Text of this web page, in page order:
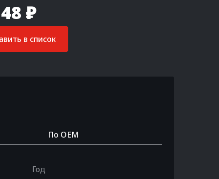
₽
в список
По OEM
Год